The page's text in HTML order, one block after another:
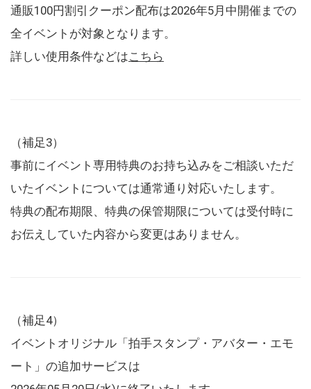
通販100円割引クーポン配布は2026年5月中開催までの
全イベントが対象となります。
詳しい使用条件などはこちら
（補足3）
事前にイベント専用特典のお持ち込みをご相談いただ
いたイベントについては通常通り対応いたします。
特典の配布期限、特典の保管期限については受付時に
お伝えしていた内容から変更はありません。
（補足4）
イベントオリジナル「拍手スタンプ・アバター・エモ
ート」の追加サービスは